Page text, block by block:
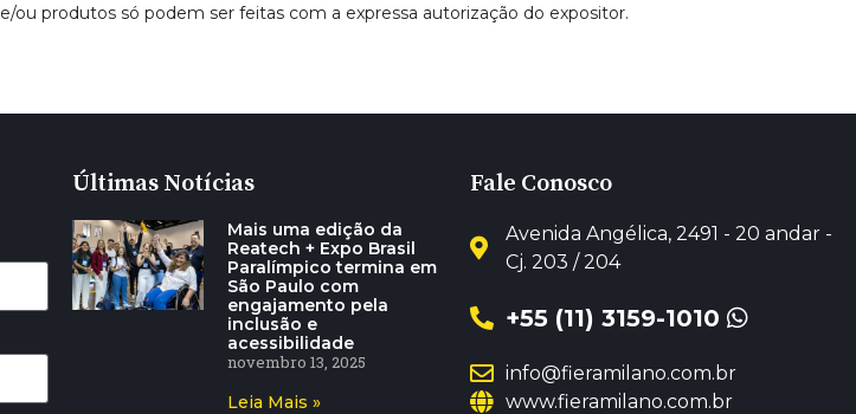
produtos só podem ser feitas com a expressa autorização do expositor.
Últimas Notícias
Mais uma edição da
Reatech + Expo Brasil
Paralímpico termina em
São Paulo com
engajamento pela
inclusão e
acessibilidade
novembro 13, 2025
Leia Mais »
Fale Conosco
Avenida Angélica, 2491 - 20 andar -
Cj. 203 / 204
+55 (11) 3159-1010
info@fieramilano.com.br
www.fieramilano.com.br